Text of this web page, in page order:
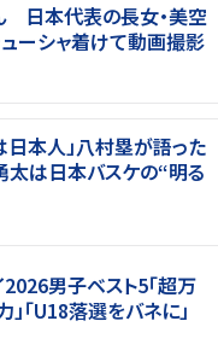
日本代表の長女・美空
ーシャ着けて動画撮影
日本人」八村塁が語った
は日本バスケの“明る
2026男子ベスト5「超万
「U18落選をバネに」